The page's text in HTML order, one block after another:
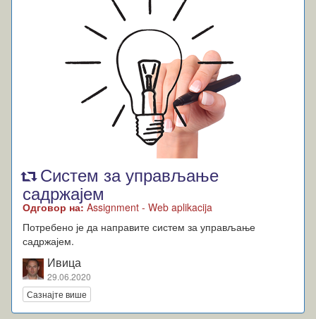
Систем за управљање
садржајем
Одговор на:Assignment - Web aplikacija
Потребено је да направите систем за управљање
садржајем.
Ивица
29.06.2020
Сазнајте више